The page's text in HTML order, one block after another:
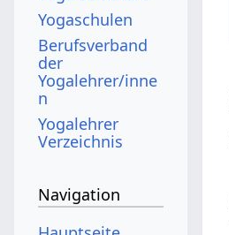
Yogaschulen
Berufsverband
der
Yogalehrer/inne
n
Yogalehrer
Verzeichnis
Navigation